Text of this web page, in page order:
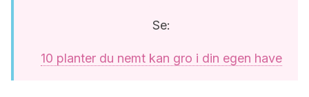
Se:
10 planter du nemt kan gro i din egen have